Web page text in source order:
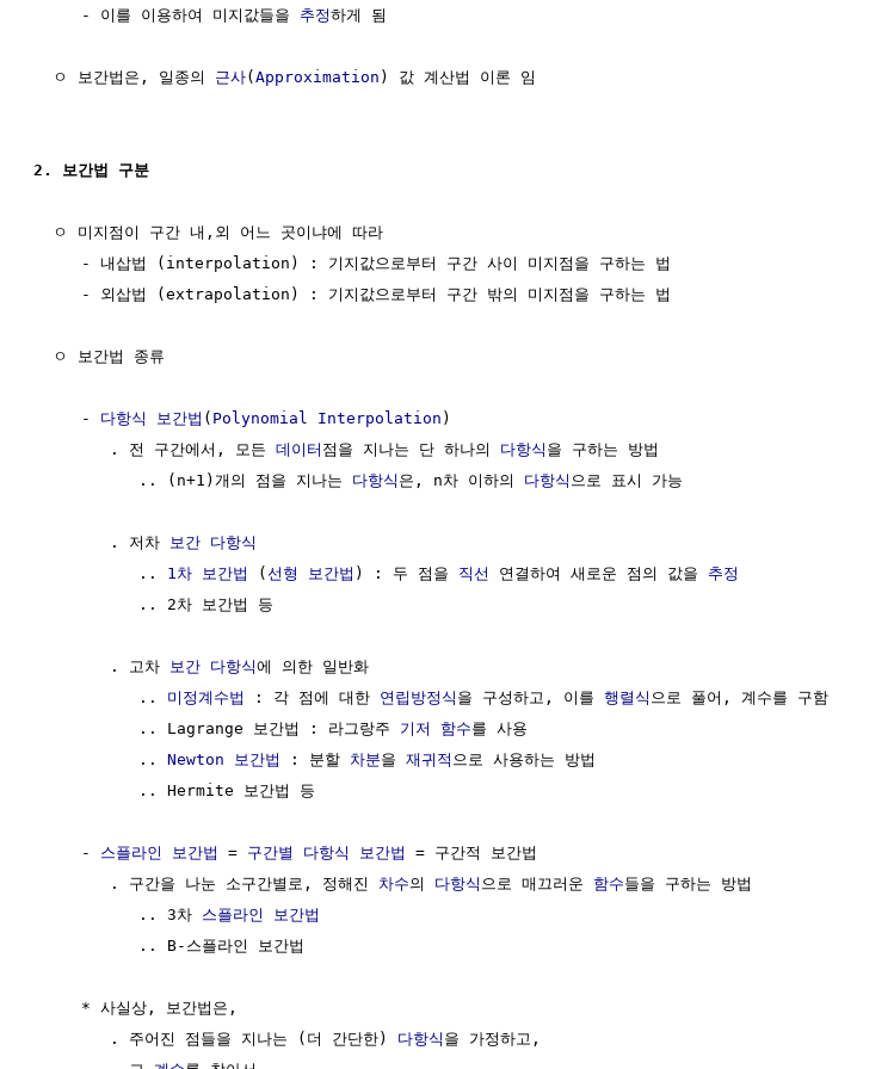
     - 이를 이용하여 미지값들을
추정하게 됨
  ㅇ 보간법은, 일종의
근사(Approximation ) 값 계산법 이론 임
2. 보간법 구분
  ㅇ 미지점이 구간 내,외 어느 곳이냐에 따라
     - 내삽법 (interpolation) : 기지값으로부터 구간 사이 미지점을 구하는 법
     - 외삽법 (extrapolation) : 기지값으로부터 구간 밖의 미지점을 구하는 법
  ㅇ 보간법 종류
     -
다항식 보간법 ( Polynomial Interpolation )
        . 전 구간에서, 모든
데이터 점을 지나는 단 하나의 다항식 을 구하는 방법
           .. (n+1)개의 점을 지나는
다항식 은, n차 이하의 다항식 으로 표시 가능
        . 저차
보간 다항식
           ..
1차 보간법 (선형 보간법 ) : 두 점을 직선 연결하여 새로운 점의 값을 추정
           .. 2차 보간법 등
        . 고차
보간 다항식에 의한 일반화
           ..
미정계수법 : 각 점에 대한 연립방정식 을 구성하고, 이를 행렬식 으로 풀어, 계수를 구함
           .. Lagrange 보간법 : 라그랑주
기저 함수를 사용
           ..
Newton 보간법 : 분할 차분을 재귀적 으로 사용하는 방법
           .. Hermite 보간법 등
     -
스플라인 보간법 = 구간별 다항식 보간법
= 구간적 보간법
        . 구간을 나눈 소구간별로, 정해진
차수의 다항식 으로 매끄러운 함수들을 구하는 방법
           .. 3차
스플라인 보간법
           .. B-스플라인 보간법
     * 사실상, 보간법은,
        . 주어진 점들을 지나는 (더 간단한)
다항식 을 가정하고,